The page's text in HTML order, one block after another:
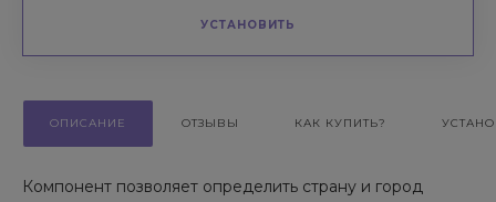
УСТАНОВИТЬ
ОПИСАНИЕ ОТЗЫВЫ КАК КУПИТЬ?
Компонент позволяет определить страну и город